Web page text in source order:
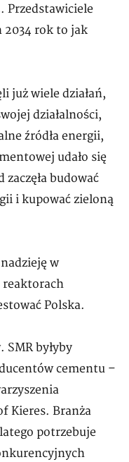
Przedstawiciele
2034 rok to jak
już wiele działań,
działalności,
źródła energii,
udało się
zaczęła budować
i kupować zieloną
w
reaktorach
Polska.
byłyby
cementu –
Kieres. Branża
potrzebuje